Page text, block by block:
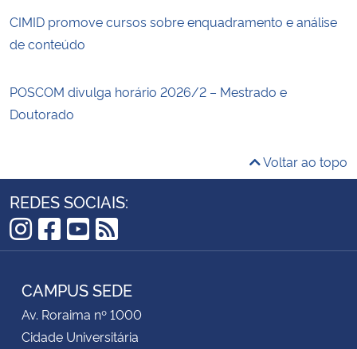
CIMID promove cursos sobre enquadramento e análise
de conteúdo
POSCOM divulga horário 2026/2 – Mestrado e
Doutorado
Voltar ao topo
REDES SOCIAIS:
Instagram
Facebook
YouTube
RSS
CAMPUS SEDE
Av. Roraima nº 1000
Cidade Universitária